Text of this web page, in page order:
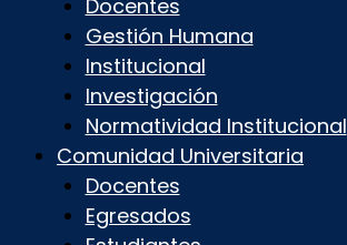
Docentes
Gestión Humana
Institucional
Investigación
Normatividad Institucional
Comunidad Universitaria
Docentes
Egresados